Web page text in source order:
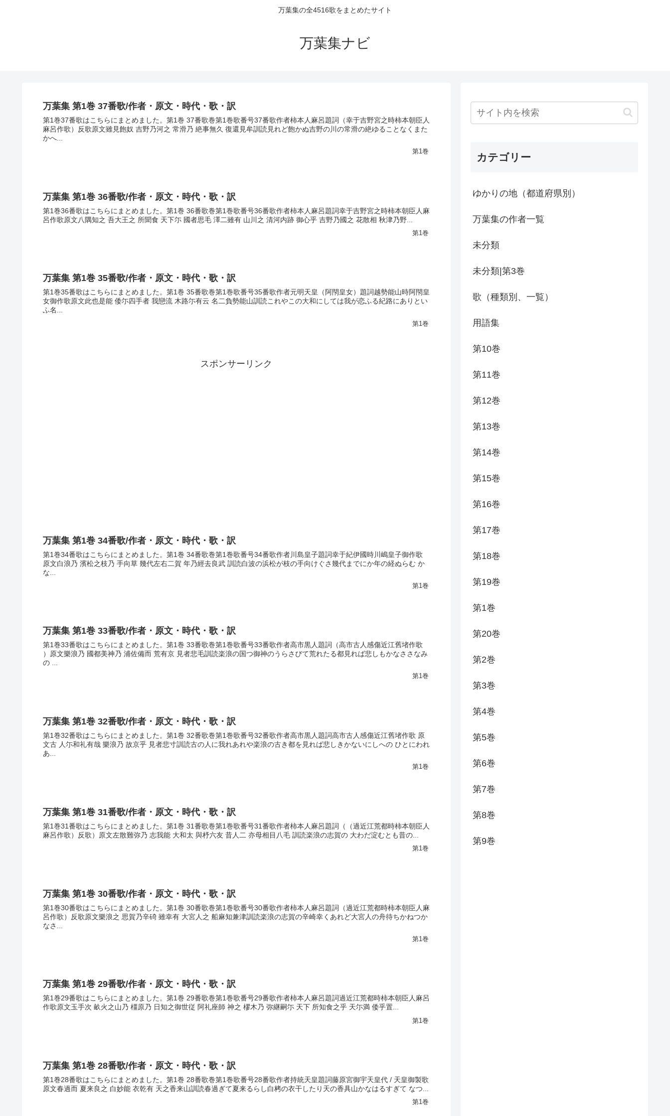
万葉集の全4516歌をまとめたサイト
万葉集ナビ
万葉集 第1巻 37番歌/作者・原文・時代・歌・訳
第1巻37番歌はこちらにまとめました。第1巻 37番歌巻第1巻歌番号37番歌作者柿本人麻呂題詞（幸于吉野宮之時柿本朝臣人
麻呂作歌）反歌原文雖見飽奴 吉野乃河之 常滑乃 絶事無久 復還見牟訓読見れど飽かぬ吉野の川の常滑の絶ゆることなくまた
かへ...
第1巻
万葉集 第1巻 36番歌/作者・原文・時代・歌・訳
第1巻36番歌はこちらにまとめました。第1巻 36番歌巻第1巻歌番号36番歌作者柿本人麻呂題詞幸于吉野宮之時柿本朝臣人麻
呂作歌原文八隅知之 吾大王之 所聞食 天下尓 國者思毛 澤二雖有 山川之 清河内跡 御心乎 吉野乃國之 花散相 秋津乃野...
第1巻
万葉集 第1巻 35番歌/作者・原文・時代・歌・訳
第1巻35番歌はこちらにまとめました。第1巻 35番歌巻第1巻歌番号35番歌作者元明天皇（阿閇皇女）題詞越勢能山時阿閇皇
女御作歌原文此也是能 倭尓四手者 我戀流 木路尓有云 名二負勢能山訓読これやこの大和にしては我が恋ふる紀路にありとい
ふ名...
第1巻
スポンサーリンク
万葉集 第1巻 34番歌/作者・原文・時代・歌・訳
第1巻34番歌はこちらにまとめました。第1巻 34番歌巻第1巻歌番号34番歌作者川島皇子題詞幸于紀伊國時川嶋皇子御作歌
原文白浪乃 濱松之枝乃 手向草 幾代左右二賀 年乃經去良武 訓読白波の浜松が枝の手向けぐさ幾代までにか年の経ぬらむ か
な...
第1巻
万葉集 第1巻 33番歌/作者・原文・時代・歌・訳
第1巻33番歌はこちらにまとめました。第1巻 33番歌巻第1巻歌番号33番歌作者高市黒人題詞（高市古人感傷近江舊堵作歌
）原文樂浪乃 國都美神乃 浦佐備而 荒有京 見者悲毛訓読楽浪の国つ御神のうらさびて荒れたる都見れば悲しもかなささなみ
の ...
第1巻
万葉集 第1巻 32番歌/作者・原文・時代・歌・訳
第1巻32番歌はこちらにまとめました。第1巻 32番歌巻第1巻歌番号32番歌作者高市黒人題詞高市古人感傷近江舊堵作歌 原
文古 人尓和礼有哉 樂浪乃 故京乎 見者悲寸訓読古の人に我れあれや楽浪の古き都を見れば悲しきかないにしへの ひとにわれ
あ...
第1巻
万葉集 第1巻 31番歌/作者・原文・時代・歌・訳
第1巻31番歌はこちらにまとめました。第1巻 31番歌巻第1巻歌番号31番歌作者柿本人麻呂題詞（（過近江荒都時柿本朝臣人
麻呂作歌）反歌）原文左散難弥乃 志我能 大和太 與杼六友 昔人二 亦母相目八毛 訓読楽浪の志賀の 大わだ淀むとも昔の...
第1巻
万葉集 第1巻 30番歌/作者・原文・時代・歌・訳
第1巻30番歌はこちらにまとめました。第1巻 30番歌巻第1巻歌番号30番歌作者柿本人麻呂題詞（過近江荒都時柿本朝臣人麻
呂作歌）反歌原文樂浪之 思賀乃辛碕 雖幸有 大宮人之 船麻知兼津訓読楽浪の志賀の辛崎幸くあれど大宮人の舟待ちかねつか
なさ...
第1巻
万葉集 第1巻 29番歌/作者・原文・時代・歌・訳
第1巻29番歌はこちらにまとめました。第1巻 29番歌巻第1巻歌番号29番歌作者柿本人麻呂題詞過近江荒都時柿本朝臣人麻呂
作歌原文玉手次 畝火之山乃 橿原乃 日知之御世従 阿礼座師 神之 樛木乃 弥継嗣尓 天下 所知食之乎 天尓満 倭乎置...
第1巻
万葉集 第1巻 28番歌/作者・原文・時代・歌・訳
第1巻28番歌はこちらにまとめました。第1巻 28番歌巻第1巻歌番号28番歌作者持統天皇題詞藤原宮御宇天皇代 / 天皇御製歌
原文春過而 夏来良之 白妙能 衣乾有 天之香来山訓読春過ぎて夏来るらし白栲の衣干したり天の香具山かなはるすぎて なつ...
第1巻
カテゴリー
ゆかりの地（都道府県別）
万葉集の作者一覧
未分類
未分類|第3巻
歌（種類別、一覧）
用語集
第10巻
第11巻
第12巻
第13巻
第14巻
第15巻
第16巻
第17巻
第18巻
第19巻
第1巻
第20巻
第2巻
第3巻
第4巻
第5巻
第6巻
第7巻
第8巻
第9巻